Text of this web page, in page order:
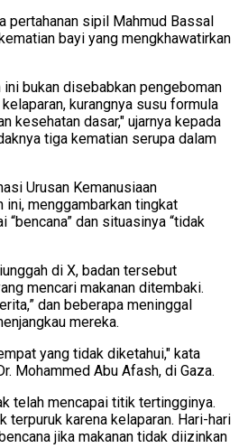
pertahanan sipil Mahmud Bassal
bayi yang mengkhawatirkan
bukan disebabkan pengeboman
kurangnya susu formula
kesehatan dasar," ujarnya kepada
tiga kematian serupa dalam
Urusan Kemanusiaan
ini, menggambarkan tingkat
“bencana” dan situasinya “tidak
di X, badan tersebut
mencari makanan ditembaki.
dan beberapa meninggal
mereka.
yang tidak diketahui," kata
Mohammed Abu Afash, di Gaza.
telah mencapai titik tertingginya.
terpuruk karena kelaparan. Hari-hari
jika makanan tidak diizinkan